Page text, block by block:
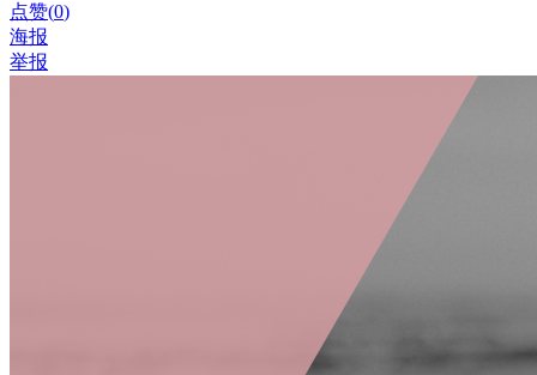
点赞(0)
海报
举报